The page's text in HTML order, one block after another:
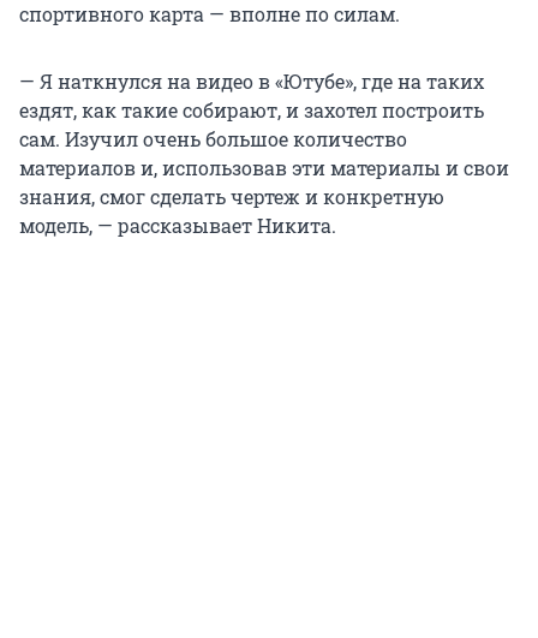
спортивного карта — вполне по силам.
— Я наткнулся на видео в «Ютубе», где на таких
ездят, как такие собирают, и захотел построить
сам. Изучил очень большое количество
материалов и, использовав эти материалы и свои
знания, смог сделать чертеж и конкретную
модель, — рассказывает Никита.